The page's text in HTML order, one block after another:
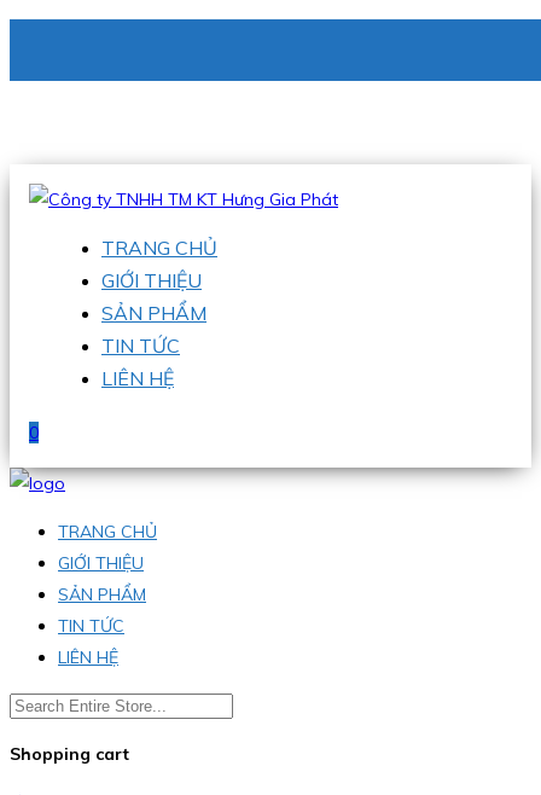
Hotline:0938 336 079
TRANG CHỦ
GIỚI THIỆU
SẢN PHẨM
TIN TỨC
LIÊN HỆ
0
TRANG CHỦ
GIỚI THIỆU
SẢN PHẨM
TIN TỨC
LIÊN HỆ
Shopping cart